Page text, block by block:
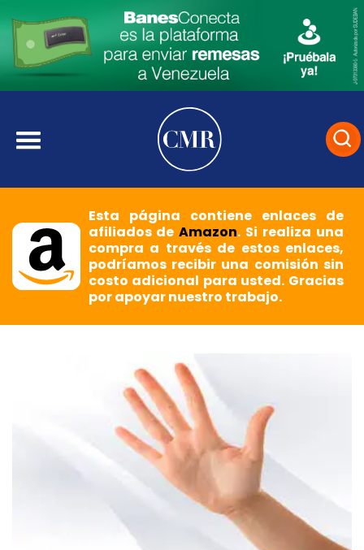
Esta página contiene enlaces de
afiliados deAmazon. Si realiza una
compra a través de estos enlaces,
podríamos recibir una comisión sin
costo adicional para usted. Gracias
por apoyar nuestro trabajo.